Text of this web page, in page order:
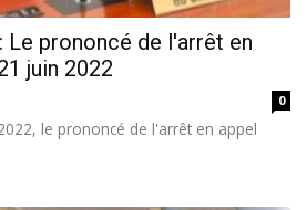
Le prononcé de l'arrêt en
juin 2022
0
le prononcé de l'arrêt en appel